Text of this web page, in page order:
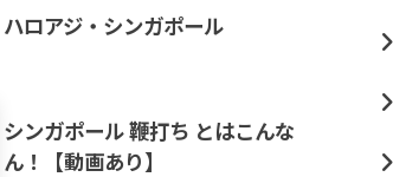
ハロアジ・シンガポール
シンガポール 鞭打ち とはこんな
ん！【動画あり】